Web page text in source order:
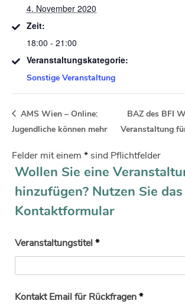
4. November 2020
Zeit:
18:00 - 21:00
Veranstaltungskategorie:
Sonstige Veranstaltung
AMS Wien – Online:
Jugendliche können mehr
BAZ des BFI
Veranstaltung
Felder mit einem * sind Pflichtfelder
Wollen Sie eine
hinzufügen? Nutzen Sie
Kontaktformular
Veranstaltungstitel*
Kontakt Email für Rückfragen*